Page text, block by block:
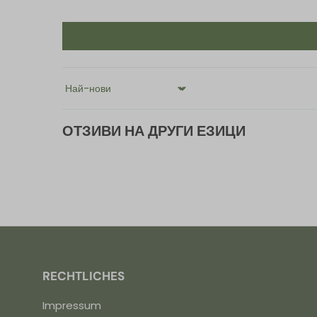
Sort by
ОТЗИВИ НА ДРУГИ ЕЗИЦИ
RECHTLICHES
Impressum